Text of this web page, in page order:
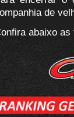
de
abaixo